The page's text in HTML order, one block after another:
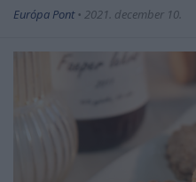
Európa Pont • 2021. december 10.